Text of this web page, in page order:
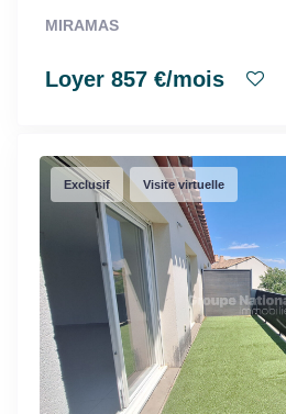
MIRAMAS
Loyer 857 €/mois
Exclusif Visite virtuelle